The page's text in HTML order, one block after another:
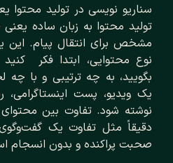
سناریو نویسی در تولید محتوا
تولید محتوا به زبان ساده
مشخص برای انتقال پیام. این
نوع محتوایی، ابتدا فکر
بگویید، به چه ترتیبی و با چه
یک ویدیو، پست
نوشته شود. تفاوت بین محتوای
دقیقاً مثل تفاوت یک
صحبت پراکنده و بدون انسجام